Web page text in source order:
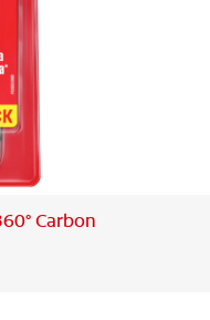
DE SALUD BUCAL
DE PRODUCTOS
PARA PROFESIONALES
Carbon